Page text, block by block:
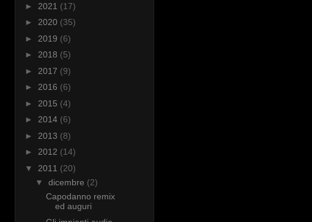
► 2021 (17)
► 2020 (35)
► 2019 (6)
► 2018 (5)
► 2017 (9)
► 2016 (6)
► 2015 (4)
► 2014 (6)
► 2013 (8)
► 2012 (14)
▼ 2011 (20)
▼ dicembre (2)
Capodanno remix
ed auguri